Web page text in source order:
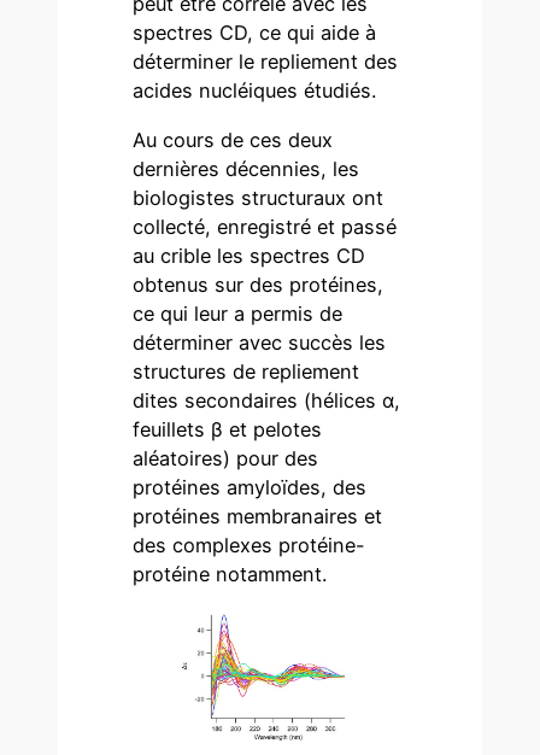
spectres CD, ce qui aide à
déterminer le repliement des
acides nucléiques étudiés.
Au cours de ces deux
dernières décennies, les
biologistes structuraux ont
collecté, enregistré et passé
au crible les spectres CD
obtenus sur des protéines,
ce qui leur a permis de
déterminer avec succès les
structures de repliement
dites secondaires (hélices α,
feuillets β et pelotes
aléatoires) pour des
protéines amyloïdes, des
protéines membranaires et
des complexes protéine-
protéine notamment.